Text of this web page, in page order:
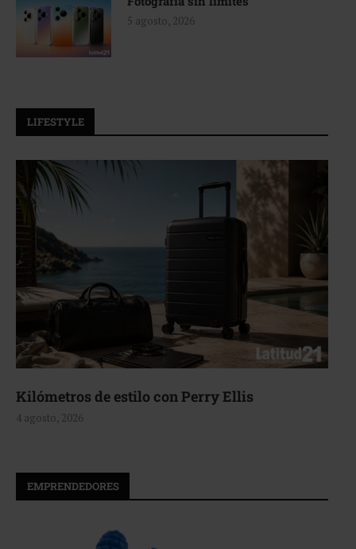
5 agosto, 2026
LIFESTYLE
Kilómetros de estilo con Perry Ellis
4 agosto, 2026
EMPRENDEDORES